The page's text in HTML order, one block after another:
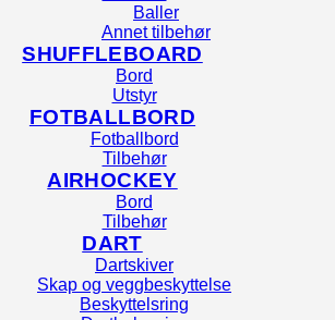
Baller
Annet tilbehør
SHUFFLEBOARD
Bord
Utstyr
FOTBALLBORD
Fotballbord
Tilbehør
AIRHOCKEY
Bord
Tilbehør
DART
Dartskiver
Skap og veggbeskyttelse
Beskyttelsring